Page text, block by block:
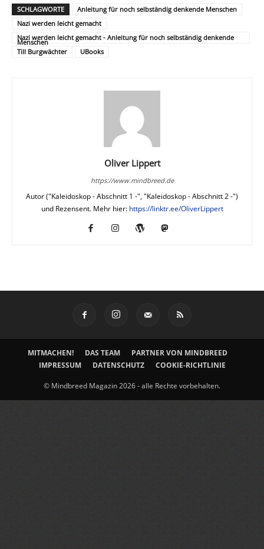
SCHLAGWORTE
Anleitung für noch selbständig denkende Menschen
Nazi werden leicht gemacht
Nazi werden leicht gemacht - Anleitung für noch selbständig denkende
Menschen
Till Burgwächter
UBooks
Oliver Lippert
https://www.mindbreed.de
Autor ("Kaleidoskop - Abschnitt 1 -", "Kaleidoskop - Abschnitt 2 -")
und Rezensent. Mehr hier: https://linktr.ee/OliverLippert
MITMACHEN! DAS TEAM
PARTNER VON MINDBREED
IMPRESSUM
DATENSCHUTZ COOKIE-RICHTLINIE
© Mindbreed Magazin 2026 - alle Rechte vorbehalten.